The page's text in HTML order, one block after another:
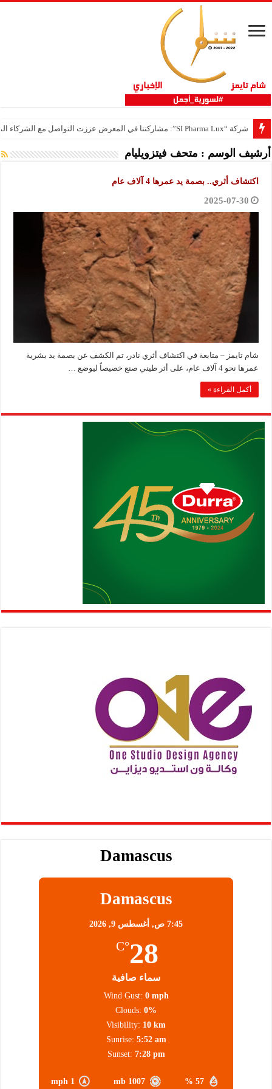
شركة “SI Pharma Lux”: مشاركتنا في المعرض عززت التواصل مع الشركاء المحليين والدوليين
أرشيف الوسم : متحف فيتزويليام
اكتشاف أثري.. بصمة يد عمرها 4 آلاف عام
2025-07-30
شام تايمز – متابعة في اكتشاف أثري نادر، تم الكشف عن بصمة يد بشرية
عمرها نحو 4 آلاف عام، على أثر طيني صنع خصيصاً ليوضع …
أكمل القراءة »
Damascus
Damascus
7:45 ص, أغسطس 9, 2026
28
°C
سماء صافية
57 %
1007 mb
1 mph
Wind Gust: 0 mph
Clouds: 0%
Visibility: 10 km
Sunrise: 5:52 am
Sunset: 7:28 pm